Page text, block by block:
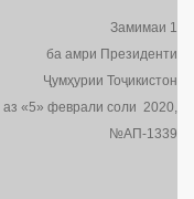
Замимаи 1
ба амри Президенти
Ҷумҳурии Тоҷикистон
аз «5» феврали соли 2020,
№АП-1339